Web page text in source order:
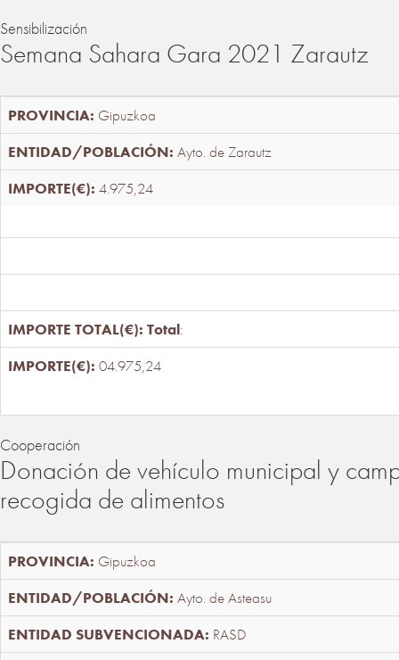
Sensibilización
Semana Sahara Gara 2021 Zarautz
Gipuzkoa
Ayto. de Zarautz
4.975,24
Total:
04.975,24
Cooperación
Donación de vehículo municipal y
recogida de alimentos
Gipuzkoa
Ayto. de Asteasu
RASD